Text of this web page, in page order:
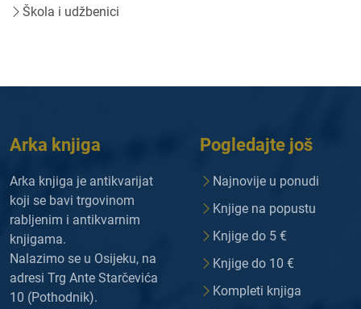
Škola i udžbenici
Arka knjiga
Arka knjiga je antikvarijat
koji se bavi trgovinom
rabljenim i antikvarnim
knjigama.
Nalazimo se u Osijeku, na
adresi Trg Ante Starčevića
10 (Pothodnik).
Pogledajte još
Najnovije u ponudi
Knjige na popustu
Knjige do 5 €
Knjige do 10 €
Kompleti knjiga